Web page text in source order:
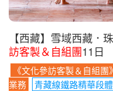
【西藏】雪域西藏．
訪客製＆自組團11日
《文化參訪客製＆自組
業務
青藏線鐵路精華段